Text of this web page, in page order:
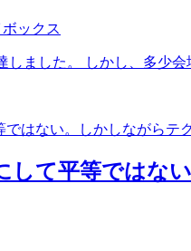
ックス
ました。 しかし、多少
して平等ではな